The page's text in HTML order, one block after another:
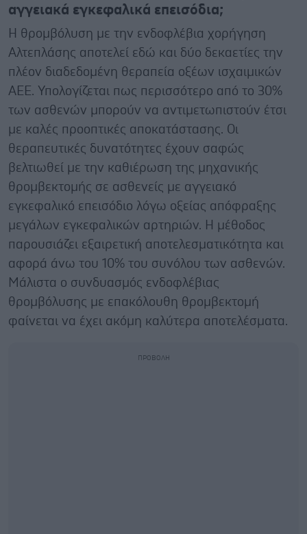
αγγειακά εγκεφαλικά επεισόδια;
Η θρομβόλυση με την ενδοφλέβια χορήγηση
Αλτεπλάσης αποτελεί εδώ και δύο δεκαετίες την
πλέον διαδεδομένη θεραπεία οξέων ισχαιμικών
ΑΕΕ. Υπολογίζεται πως περισσότερο από το 30%
των ασθενών μπορούν να αντιμετωπιστούν έτσι
με καλές προοπτικές αποκατάστασης. Οι
θεραπευτικές δυνατότητες έχουν σαφώς
βελτιωθεί με την καθιέρωση της μηχανικής
θρομβεκτομής σε ασθενείς με αγγειακό
εγκεφαλικό επεισόδιο λόγω οξείας απόφραξης
μεγάλων εγκεφαλικών αρτηριών. Η μέθοδος
παρουσιάζει εξαιρετική αποτελεσματικότητα και
αφορά άνω του 10% του συνόλου των ασθενών.
Μάλιστα ο συνδυασμός ενδοφλέβιας
θρομβόλυσης με επακόλουθη θρομβεκτομή
φαίνεται να έχει ακόμη καλύτερα αποτελέσματα.